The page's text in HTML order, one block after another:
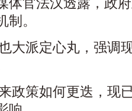
。
大派定心丸，强调
政策如何更迭，现